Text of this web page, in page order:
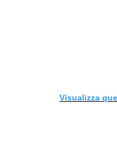
Visualizza